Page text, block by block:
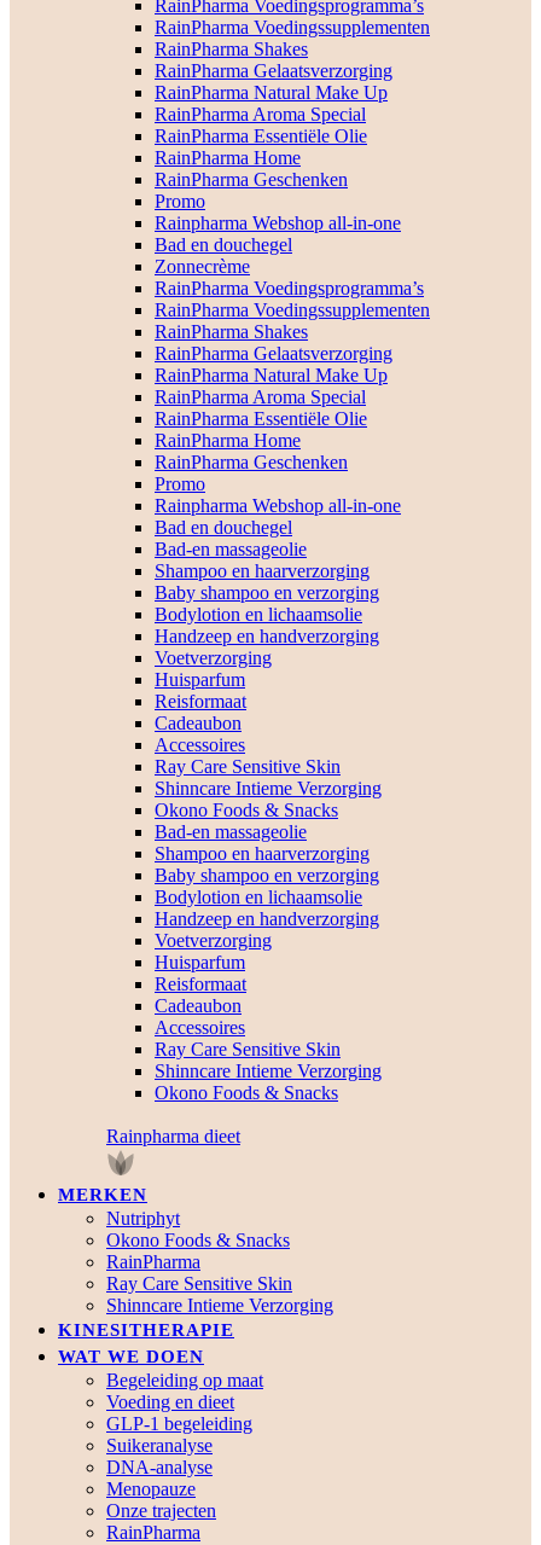
RainPharma Voedingsprogramma’s
RainPharma Voedingssupplementen
RainPharma Shakes
RainPharma Gelaatsverzorging
RainPharma Natural Make Up
RainPharma Aroma Special
RainPharma Essentiële Olie
RainPharma Home
RainPharma Geschenken
Promo
Rainpharma Webshop all-in-one
Bad en douchegel
Zonnecrème
RainPharma Voedingsprogramma’s
RainPharma Voedingssupplementen
RainPharma Shakes
RainPharma Gelaatsverzorging
RainPharma Natural Make Up
RainPharma Aroma Special
RainPharma Essentiële Olie
RainPharma Home
RainPharma Geschenken
Promo
Rainpharma Webshop all-in-one
Bad en douchegel
Bad-en massageolie
Shampoo en haarverzorging
Baby shampoo en verzorging
Bodylotion en lichaamsolie
Handzeep en handverzorging
Voetverzorging
Huisparfum
Reisformaat
Cadeaubon
Accessoires
Ray Care Sensitive Skin
Shinncare Intieme Verzorging
Okono Foods & Snacks
Bad-en massageolie
Shampoo en haarverzorging
Baby shampoo en verzorging
Bodylotion en lichaamsolie
Handzeep en handverzorging
Voetverzorging
Huisparfum
Reisformaat
Cadeaubon
Accessoires
Ray Care Sensitive Skin
Shinncare Intieme Verzorging
Okono Foods & Snacks
Rainpharma dieet
MERKEN
Nutriphyt
Okono Foods & Snacks
RainPharma
Ray Care Sensitive Skin
Shinncare Intieme Verzorging
KINESITHERAPIE
WAT WE DOEN
Begeleiding op maat
Voeding en dieet
GLP-1 begeleiding
Suikeranalyse
DNA-analyse
Menopauze
Onze trajecten
RainPharma